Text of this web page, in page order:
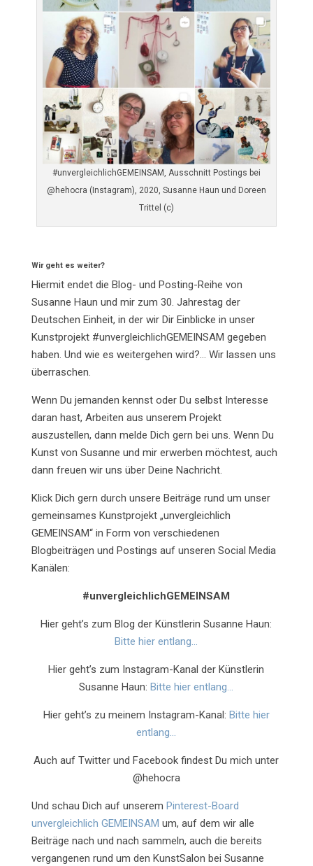
#unvergleichlichGEMEINSAM, Ausschnitt Postings bei
@hehocra (Instagram), 2020, Susanne Haun und Doreen
Trittel (c)
Wir geht es weiter?
Hiermit endet die Blog- und Posting-Reihe von
Susanne Haun und mir zum 30. Jahrestag der
Deutschen Einheit, in der wir Dir Einblicke in unser
Kunstprojekt #unvergleichlichGEMEINSAM gegeben
haben. Und wie es weitergehen wird?… Wir lassen uns
überraschen.
Wenn Du jemanden kennst oder Du selbst Interesse
daran hast, Arbeiten aus unserem Projekt
auszustellen, dann melde Dich gern bei uns. Wenn Du
Kunst von Susanne und mir erwerben möchtest, auch
dann freuen wir uns über Deine Nachricht.
Klick Dich gern durch unsere Beiträge rund um unser
gemeinsames Kunstprojekt „unvergleichlich
GEMEINSAM“ in Form von verschiedenen
Blogbeiträgen und Postings auf unseren Social Media
Kanälen:
#unvergleichlichGEMEINSAM
Hier geht’s zum Blog der Künstlerin Susanne Haun:
Bitte hier entlang…
Hier geht’s zum Instagram-Kanal der Künstlerin
Susanne Haun: Bitte hier entlang…
Hier geht’s zu meinem Instagram-Kanal: Bitte hier
entlang…
Auch auf Twitter und Facebook findest Du mich unter
@hehocra
Und schau Dich auf unserem Pinterest-Board
unvergleichlich GEMEINSAM um, auf dem wir alle
Beiträge nach und nach sammeln, auch die bereits
vergangenen rund um den KunstSalon bei Susanne